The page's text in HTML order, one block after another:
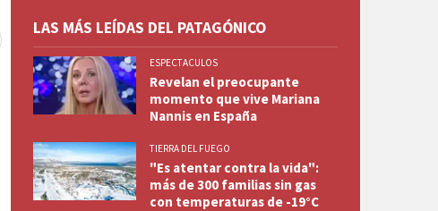
LAS MÁS LEÍDAS DEL PATAGÓNICO
ESPECTACULOS
Revelan el preocupante
momento que vive Mariana
Nannis en España
TIERRA DEL FUEGO
"Es atentar contra la vida":
más de 300 familias sin gas
con temperaturas de -19°C